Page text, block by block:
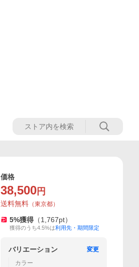
価格
38,500 円
送料無料 （東京都）
5%獲得 （1,767pt）
獲得のうち4.5%は利用先・期間限定
バリエーション
変更
カラー